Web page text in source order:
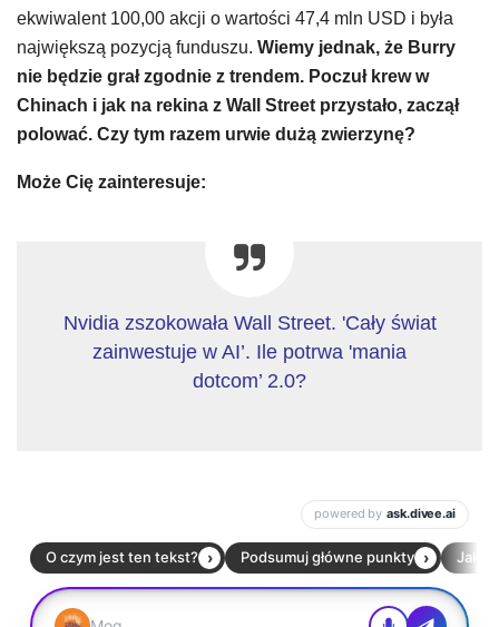
ekwiwalent 100,00 akcji o wartości 47,4 mln USD i była
największą pozycją funduszu. Wiemy jednak, że Burry
nie będzie grał zgodnie z trendem. Poczuł krew w
Chinach i jak na rekina z Wall Street przystało, zaczął
polować. Czy tym razem urwie dużą zwierzynę?
Może Cię zainteresuje:
Nvidia zszokowała Wall Street. 'Cały świat
zainwestuje w AI’. Ile potrwa 'mania
dotcom’ 2.0?